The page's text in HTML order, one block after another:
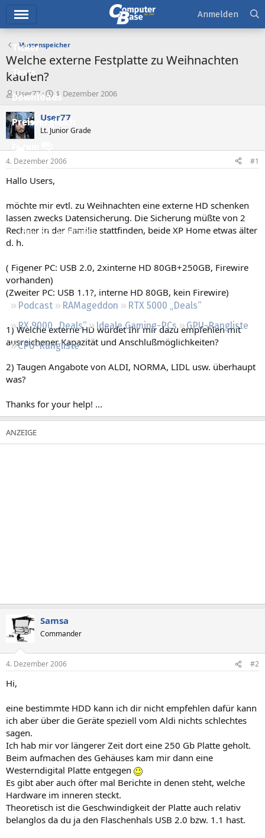
Ticker
Tests
Downloads
Preisvergleich
Forum
Aktuelles
Neue Beiträge
Neueste Aktivitäten
Regeln
Podcast RAMageddon
RTX 5000 „Deals“
RX 9000 „Deals“
Ideale Gaming-PCs
GPU-Rangliste
CPU-Rangliste
Anmelden
Massenspeicher
Welche externe Festplatte zu Weihnachten
kaufen?
E
r
s
t
e
l
e
r
User77
E
r
s
e
l
t
4. Dezember 2006
User77
Lt. Junior Grade
4. Dezember 2006 #1
Hallo Users,
möchte mir evtl. zu Weihnachten eine externe HD schenken
lassen zwecks Datensicherung. Die Sicherung müßte von 2
Rechner in der Familie stattfinden, beide XP Home etwas älter
d. h.
( Eigener PC: USB 2.0, 2xinterne HD 80GB+250GB, Firewire
vorhanden)
(Zweiter PC: USB 1.1?, interne HD 80GB, kein Firewire)
1) Welche externe HD würdet Ihr mir dazu empfehlen mit
ausreichener Kapazität und Anschlußmöglichkeiten?
2) Taugen Angabote von ALDI, NORMA, LIDL usw. überhaupt
was?
Thanks for your help! ...
Samsa
Commander
4. Dezember 2006 #2
Hi,
eine bestimmte HDD kann ich dir nicht empfehlen dafür kann
ich aber über die Geräte speziell vom Aldi nichts schlechtes
sagen.
Ich hab mir vor längerer Zeit dort eine 250 Gb Platte geholt.
Beim aufmachen des Gehäuses kam mir dann eine
Westerndigital Platte entgegen
Es gibt aber auch öfter mal Berichte in denen steht, welche
Hardware im inneren steckt.
Theoretisch ist die Geschwindigkeit der Platte auch relativ
belanglos da du ja den Flaschenhals USB 2.0 bzw. 1.1 hast.